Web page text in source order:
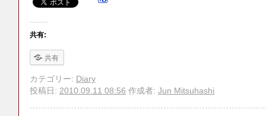
共有:
共有
カテゴリー: Diary
投稿日: 2010.09.11 08:56 作成者: Jun Mitsuhashi